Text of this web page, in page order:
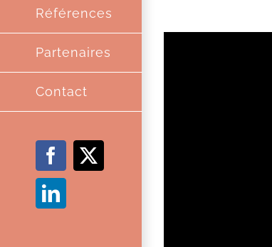
Références
Partenaires
Contact
Facebook
X
LinkedIn